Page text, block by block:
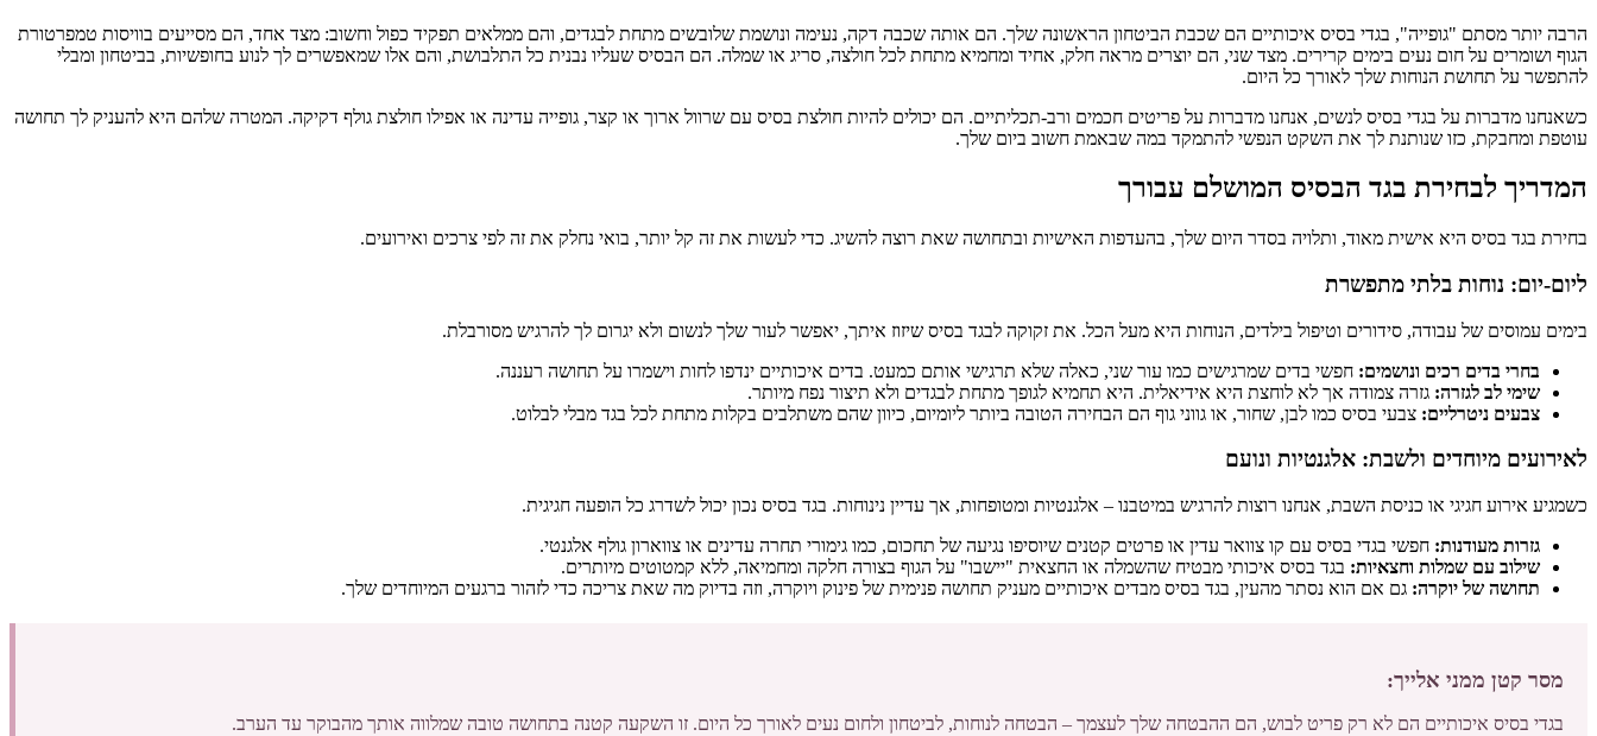
הרבה יותר מסתם "גופייה", בגדי בסיס איכותיים הם שכבת הביטחון הראשונה שלך. הם אותה שכבה דקה, נעימה ונושמת שלובשים מתחת לבגדים, והם ממלאים תפקיד כפול וחשוב: מצד אחד, הם מסייעים בוויסות טמפרטורת
הגוף ושומרים על חום נעים בימים קרירים. מצד שני, הם יוצרים מראה חלק, אחיד ומחמיא מתחת לכל חולצה, סריג או שמלה. הם הבסיס שעליו נבנית כל התלבושת, והם אלו שמאפשרים לך לנוע בחופשיות, בביטחון ומבלי
להתפשר על תחושת הנוחות שלך לאורך כל היום.
כשאנחנו מדברות על בגדי בסיס לנשים, אנחנו מדברות על פריטים חכמים ורב-תכליתיים. הם יכולים להיות חולצת בסיס עם שרוול ארוך או קצר, גופייה עדינה או אפילו חולצת גולף דקיקה. המטרה שלהם היא להעניק לך תחושה
עוטפת ומחבקת, כזו שנותנת לך את השקט הנפשי להתמקד במה שבאמת חשוב ביום שלך.
המדריך לבחירת בגד הבסיס המושלם עבורך
בחירת בגד בסיס היא אישית מאוד, ותלויה בסדר היום שלך, בהעדפות האישיות ובתחושה שאת רוצה להשיג. כדי לעשות את זה קל יותר, בואי נחלק את זה לפי צרכים ואירועים.
ליום-יום: נוחות בלתי מתפשרת
בימים עמוסים של עבודה, סידורים וטיפול בילדים, הנוחות היא מעל הכל. את זקוקה לבגד בסיס שיזוז איתך, יאפשר לעור שלך לנשום ולא יגרום לך להרגיש מסורבלת.
בחרי בדים רכים ונושמים: חפשי בדים שמרגישים כמו עור שני, כאלה שלא תרגישי אותם כמעט. בדים איכותיים ינדפו לחות וישמרו על תחושה רעננה.
שימי לב לגזרה: גזרה צמודה אך לא לוחצת היא אידיאלית. היא תחמיא לגופך מתחת לבגדים ולא תיצור נפח מיותר.
צבעים ניטרליים: צבעי בסיס כמו לבן, שחור, או גווני גוף הם הבחירה הטובה ביותר ליומיום, כיוון שהם משתלבים בקלות מתחת לכל בגד מבלי לבלוט.
לאירועים מיוחדים ולשבת: אלגנטיות ונועם
כשמגיע אירוע חגיגי או כניסת השבת, אנחנו רוצות להרגיש במיטבנו – אלגנטיות ומטופחות, אך עדיין נינוחות. בגד בסיס נכון יכול לשדרג כל הופעה חגיגית.
גזרות מעודנות: חפשי בגדי בסיס עם קו צוואר עדין או פרטים קטנים שיוסיפו נגיעה של תחכום, כמו גימורי תחרה עדינים או צווארון גולף אלגנטי.
שילוב עם שמלות וחצאיות: בגד בסיס איכותי מבטיח שהשמלה או החצאית "יישבו" על הגוף בצורה חלקה ומחמיאה, ללא קמטוטים מיותרים.
תחושה של יוקרה: גם אם הוא נסתר מהעין, בגד בסיס מבדים איכותיים מעניק תחושה פנימית של פינוק ויוקרה, וזה בדיוק מה שאת צריכה כדי לזהור ברגעים המיוחדים שלך.
מסר קטן ממני אלייך:
בגדי בסיס איכותיים הם לא רק פריט לבוש, הם ההבטחה שלך לעצמך – הבטחה לנוחות, לביטחון ולחום נעים לאורך כל היום. זו השקעה קטנה בתחושה טובה שמלווה אותך מהבוקר עד הערב.